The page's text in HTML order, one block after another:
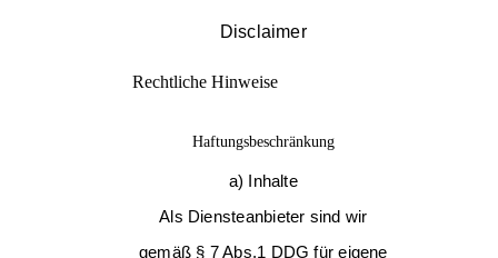
Disclaimer
Rechtliche Hinweise
Haftungsbeschränkung
a) Inhalte
Als Diensteanbieter sind wir
gemäß § 7 Abs.1 DDG für eigene